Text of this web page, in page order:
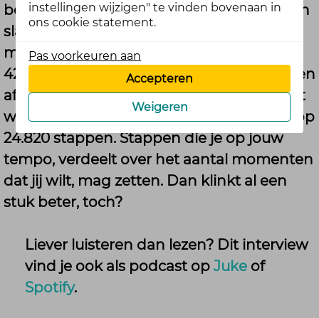
behapbaar maakt. Diegene heeft kans van
slagen. Oké, een beetje toelichting: bij een
marathon denken we al snel aan de ruim
42 kilometer die we in een paar uur moeten
afleggen. Maar stel je laat dat tijdselement
weg en beseft dat die afstand neerkomt op
24.820 stappen. Stappen die je op jouw
tempo, verdeelt over het aantal momenten
dat jij wilt, mag zetten. Dan klinkt al een
stuk beter, toch?
Liever luisteren dan lezen? Dit interview
vind je ook als podcast op Juke of
Spotify.
instellingen wijzigen" te vinden bovenaan in
ons cookie statement.
Pas voorkeuren aan
Accepteren
Weigeren